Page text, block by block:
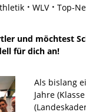
WLV Top-
und möchtest
für dich an!
Als bislang
Jahre